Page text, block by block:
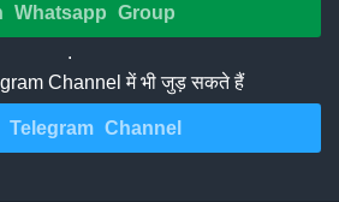
Whatsapp Group
.
Channel में भी जुड़ सकते हैं
Channel